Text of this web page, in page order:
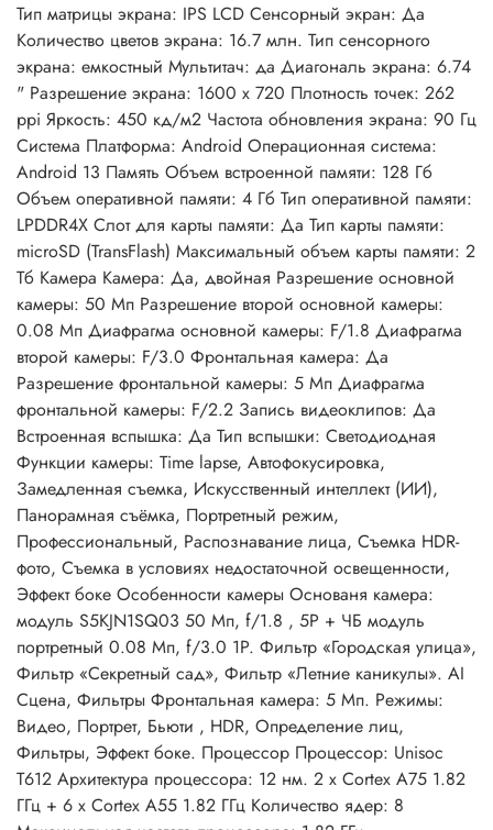
Тип матрицы экрана: IPS LCD Сенсорный экран: Да
Количество цветов экрана: 16.7 млн. Тип сенсорного
экрана: емкостный Мультитач: да Диагональ экрана: 6.74
" Разрешение экрана: 1600 x 720 Плотность точек: 262
ppi Яркость: 450 кд/м2 Частота обновления экрана: 90 Гц
Система Платформа: Android Операционная система:
Android 13 Память Объем встроенной памяти: 128 Гб
Объем оперативной памяти: 4 Гб Тип оперативной памяти:
LPDDR4X Слот для карты памяти: Да Тип карты памяти:
microSD (TransFlash) Максимальный объем карты памяти: 2
Тб Камера Камера: Да, двойная Разрешение основной
камеры: 50 Мп Разрешение второй основной камеры:
0.08 Мп Диафрагма основной камеры: F/1.8 Диафрагма
второй камеры: F/3.0 Фронтальная камера: Да
Разрешение фронтальной камеры: 5 Мп Диафрагма
фронтальной камеры: F/2.2 Запись видеоклипов: Да
Встроенная вспышка: Да Тип вспышки: Светодиодная
Функции камеры: Time lapse, Автофокусировка,
Замедленная съемка, Искусственный интеллект (ИИ),
Панорамная съёмка, Портретный режим,
Профессиональный, Распознавание лица, Съемка HDR-
фото, Съемка в условиях недостаточной освещенности,
Эффект боке Особенности камеры Основаня камера:
модуль S5KJN1SQ03 50 Мп, f/1.8 , 5P + ЧБ модуль
портретный 0.08 Мп, f/3.0 1P. Фильтр «Городская улица»,
Фильтр «Секретный сад», Фильтр «Летние каникулы». AI
Сцена, Фильтры Фронтальная камера: 5 Мп. Режимы:
Видео, Портрет, Бьюти , HDR, Определение лиц,
Фильтры, Эффект боке. Процессор Процессор: Unisoc
T612 Архитектура процессора: 12 нм. 2 x Cortex A75 1.82
ГГц + 6 x Cortex A55 1.82 ГГц Количество ядер: 8